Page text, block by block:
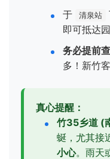
于
清泉站
即可抵达
务必提前
多！新竹
真心提醒：
竹35乡道 (
蜒，尤其接
小心。雨天